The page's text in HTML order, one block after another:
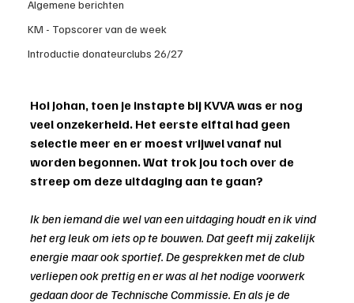
Algemene berichten
KM - Topscorer van de week
Introductie donateurclubs 26/27
Hoi Johan, toen je instapte bij KVVA was er nog
veel onzekerheid. Het eerste elftal had geen
selectie meer en er moest vrijwel vanaf nul
worden begonnen. Wat trok jou toch over de
streep om deze uitdaging aan te gaan?
Ik ben iemand die wel van een uitdaging houdt en ik vind
het erg leuk om iets op te bouwen. Dat geeft mij zakelijk
energie maar ook sportief. De gesprekken met de club
verliepen ook prettig en er was al het nodige voorwerk
gedaan door de Technische Commissie. En als je de